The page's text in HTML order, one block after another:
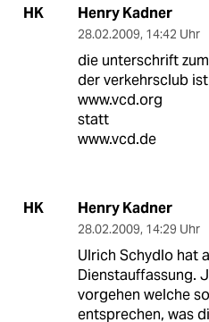
HK Henry Kadner
28.02.2009, 14:42 Uhr
die unterschrift
der verkehrsclub
www.vcd.org
statt
www.vcd.de
HK Henry Kadner
28.02.2009, 14:29 Uhr
Ulrich Schydlo hat
Dienstauffassung.
vorgehen welche
entsprechen, was